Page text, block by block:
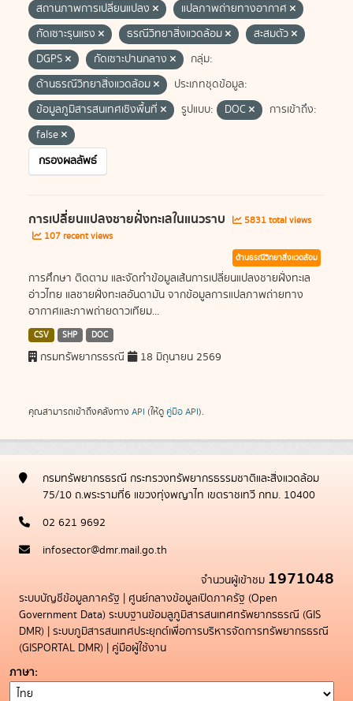
สถานภาพการเปลี่ยนแปลง
แปลภาพถ่ายทางอากาศ
กัดเซาะรุนแรง
ธรณีวิทยาสิ่งแวดล้อม
สะสมตัว
DGPS
กัดเซาะปานกลาง
กลุ่ม:
ด้านธรณีวิทยาสิ่งแวดล้อม
ประเภทชุดข้อมูล:
ข้อมูลภูมิสารสนเทศเชิงพื้นที่
รูปแบบ: DOC
การเข้าถึง:
false
กรองผลลัพธ์
การเปลี่ยนแปลงชายฝั่งทะเลในแนวราบ
5831 total views
107 recent views
ด้านธรณีวิทยาสิ่งแวดล้อม
การศึกษา ติดตาม และจัดทำข้อมูลเส้นการเปลี่ยนแปลงชายฝั่งทะเล
อ่าวไทย แลชายฝั่งทะเลอันดามัน จากข้อมูลการแปลภาพถ่ายทาง
อากาศและภาพถ่ายดาวเทียม...
CSV SHP DOC
กรมทรัพยากรธรณี 18 มิถุนายน 2569
คุณสามารถเข้าถึงคลังทาง API (ให้ดู คู่มือ API).
กรมทรัพยากรธรณี กระทรวงทรัพยากรธรรมชาติและสิ่งแวดล้อม
75/10 ถ.พระรามที่6 แขวงทุ่งพญาไท เขตราชเทวี กทม. 10400
02 621 9692
infosector@dmr.mail.go.th
จำนวนผู้เข้าชม 1971048
ระบบบัญชีข้อมูลภาครัฐ | ศูนย์กลางข้อมูลเปิดภาครัฐ (Open
Government Data) ระบบฐานข้อมลูภูมิสารสนเทศทรัพยากรธรณี (GIS
DMR) | ระบบภูมิสารสนเทศประยุกต์เพื่อการบริหารจัดการทรัพยากรธรณี
(GISPORTAL DMR) | คู่มือผู้ใช้งาน
ภาษา